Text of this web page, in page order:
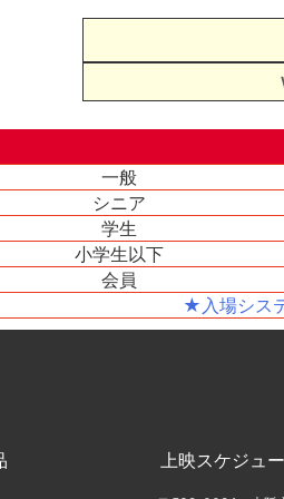
一般
シニア
学生
小学生以下
会員
★入場シス
上映スケジュ